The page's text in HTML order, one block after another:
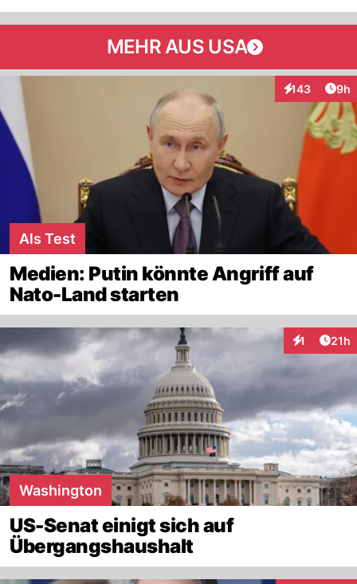
MEHR AUS USA
143
Interaktionen
9h
Als Test
Medien: Putin könnte Angriff auf
Nato-Land starten
1 21h
Washington
US-Senat einigt sich auf
Übergangshaushalt